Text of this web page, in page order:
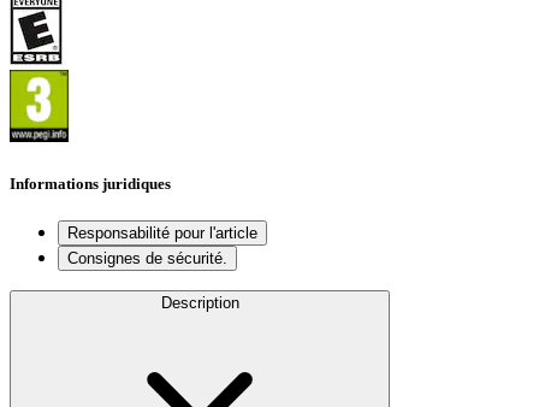
Informations juridiques
Responsabilité pour l'article
Consignes de sécurité.
Description